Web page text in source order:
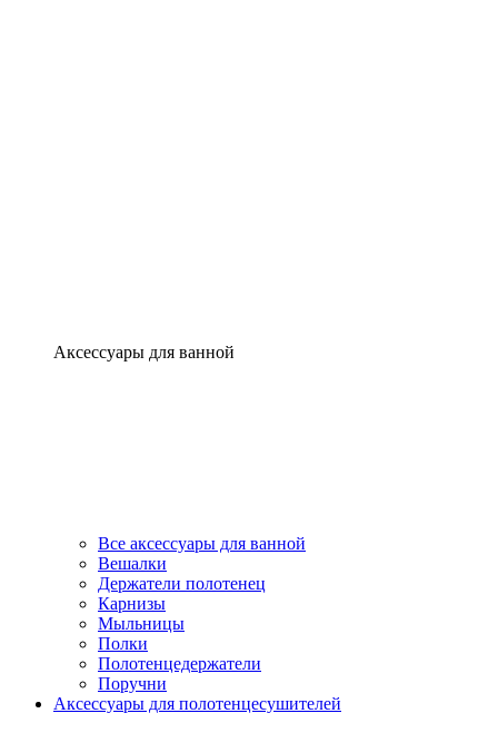
Аксессуары для ванной
Все аксессуары для ванной
Вешалки
Держатели полотенец
Карнизы
Мыльницы
Полки
Полотенцедержатели
Поручни
Аксессуары для полотенцесушителей